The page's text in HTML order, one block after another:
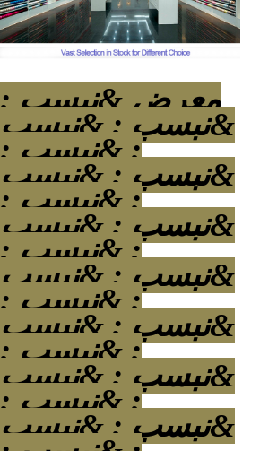
معرض &نبسب ;
&نبسب ; &نبسب
; &نبسب ;
&نبسب ; &نبسب
; &نبسب ;
&نبسب ; &نبسب
; &نبسب ;
&نبسب ; &نبسب
; &نبسب ;
&نبسب ; &نبسب
; &نبسب ;
&نبسب ; &نبسب
; &نبسب ;
&نبسب ; &نبسب